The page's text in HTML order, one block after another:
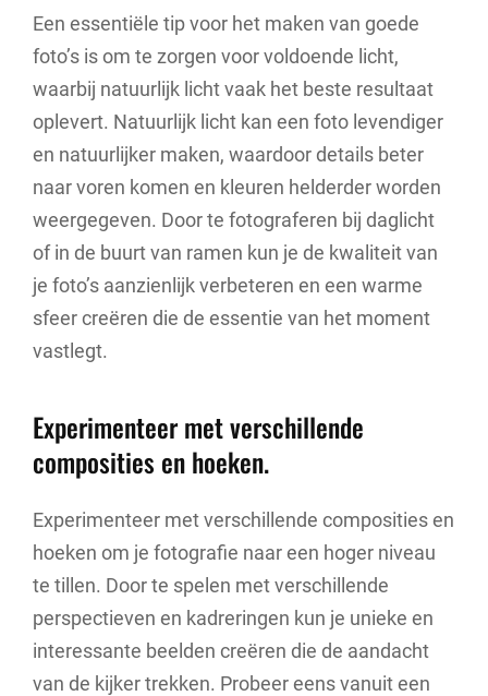
Een essentiële tip voor het maken van goede
foto’s is om te zorgen voor voldoende licht,
waarbij natuurlijk licht vaak het beste resultaat
oplevert. Natuurlijk licht kan een foto levendiger
en natuurlijker maken, waardoor details beter
naar voren komen en kleuren helderder worden
weergegeven. Door te fotograferen bij daglicht
of in de buurt van ramen kun je de kwaliteit van
je foto’s aanzienlijk verbeteren en een warme
sfeer creëren die de essentie van het moment
vastlegt.
Experimenteer met verschillende
composities en hoeken.
Experimenteer met verschillende composities en
hoeken om je fotografie naar een hoger niveau
te tillen. Door te spelen met verschillende
perspectieven en kadreringen kun je unieke en
interessante beelden creëren die de aandacht
van de kijker trekken. Probeer eens vanuit een